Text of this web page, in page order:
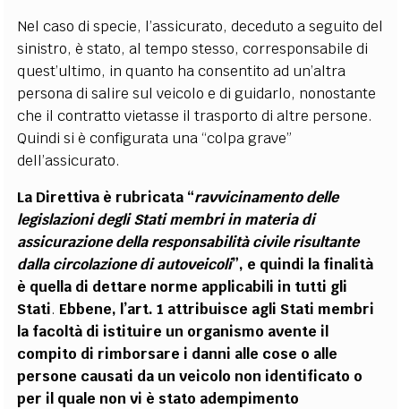
Nel caso di specie, l’assicurato, deceduto a seguito del
sinistro, è stato, al tempo stesso, corresponsabile di
quest’ultimo, in quanto ha consentito ad un’altra
persona di salire sul veicolo e di guidarlo, nonostante
che il contratto vietasse il trasporto di altre persone.
Quindi si è configurata una “colpa grave”
dell’assicurato.
La Direttiva è rubricata “ravvicinamento delle
legislazioni degli Stati membri in materia di
assicurazione della responsabilità civile risultante
dalla circolazione di autoveicoli”, e quindi la finalità
è quella di dettare norme applicabili in tutti gli
Stati. Ebbene, l’art. 1 attribuisce agli Stati membri
la facoltà di istituire un organismo avente il
compito di rimborsare i danni alle cose o alle
persone causati da un veicolo non identificato o
per il quale non vi è stato adempimento